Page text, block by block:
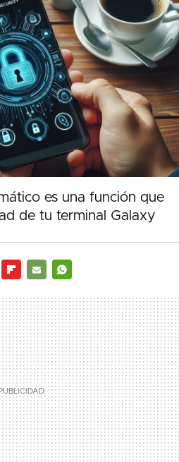
es una función que
de tu terminal Galaxy
MAIL